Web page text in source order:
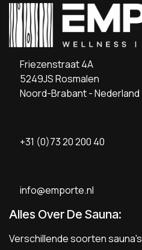
Friezenstraat 4A
5249JS Rosmalen
Noord-Brabant - Nederland
+31 (0)73 20 200 40
info@emporte.nl
Alles Over De Sauna:
Verschillende soorten sauna's